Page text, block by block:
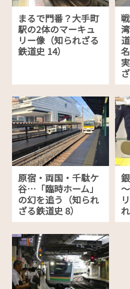
まるで門番？大手町
駅の2体のマーキュ
リー像（知られざる
鉄道史 14）
原宿・両国・千駄ケ
谷…「臨時ホーム」
の幻を追う（知られ
ざる鉄道史 8）